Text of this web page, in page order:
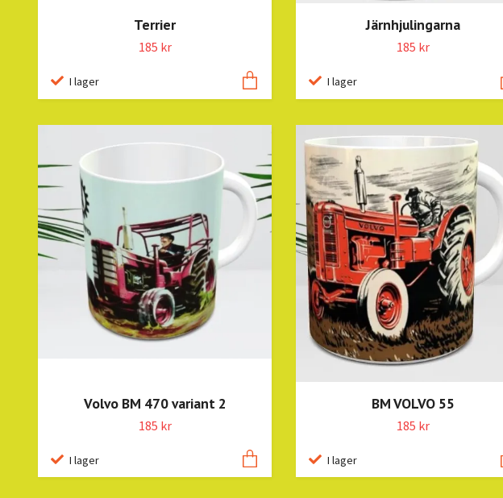
Terrier
185 kr
I lager
Järnhjulingarna
185 kr
I lager
Volvo BM 470 variant 2
185 kr
I lager
BM VOLVO 55
185 kr
I lager